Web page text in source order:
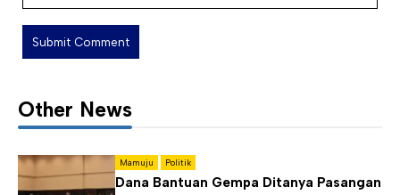
Other News
Mamuju Politik
Dana Bantuan Gempa Ditanya Pasangan